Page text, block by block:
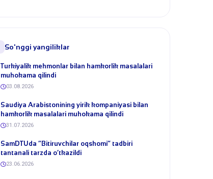
So'nggi yangiliklar
Turkiyalik mehmonlar bilan hamkorlik masalalari
muhokama qilindi
03.08.2026
​Saudiya Arabistonining yirik kompaniyasi bilan
hamkorlik masalalari muhokama qilindi
31.07.2026
​SamDTUda “Bitiruvchilar oqshomi” tadbiri
tantanali tarzda o‘tkazildi
23.06.2026